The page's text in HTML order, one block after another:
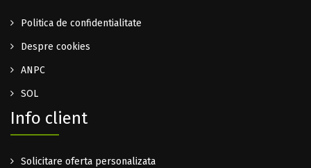
Politica de confidentialitate
Despre cookies
ANPC
SOL
Info client
Solicitare oferta personalizata